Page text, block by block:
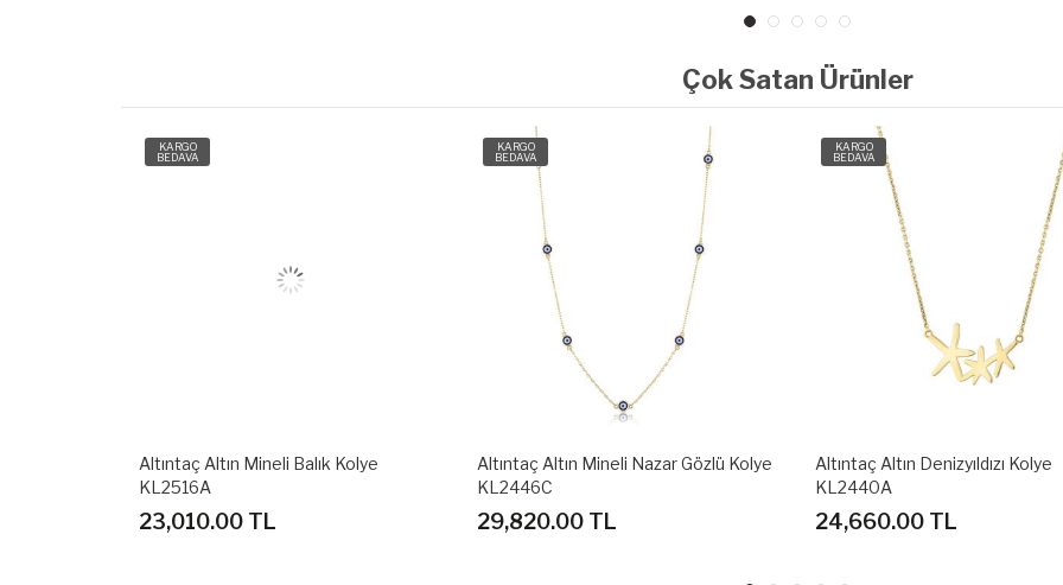
Çok Satan Ürünler
KARGO
BEDAVA
Altıntaç Altın Mineli Nazar Gözlü Kolye
KL2446C
29,820.00 TL
KARGO
BEDAVA
Altıntaç Altın Denizyıldızı Kolye
KL2440A
24,660.00 TL
KARGO
BEDAVA
Altıntaç Altın Mineli Nazar Gözü
KL2568A
57,980.00 TL